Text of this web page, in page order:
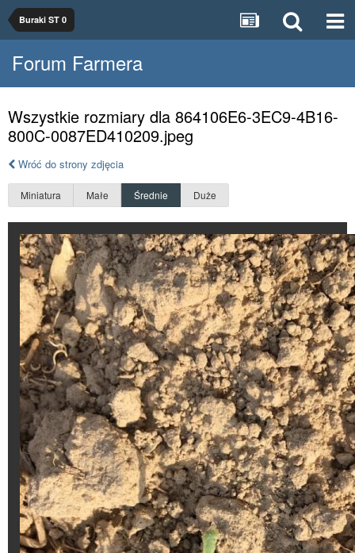
Buraki ST 0
Forum Farmera
Wszystkie rozmiary dla 864106E6-3EC9-4B16-
800C-0087ED410209.jpeg
Wróć do strony zdjęcia
Miniatura Małe Średnie Duże